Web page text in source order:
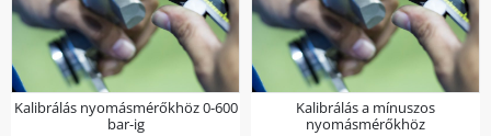
Kalibrálás nyomásmérőkhöz 0-600
bar-ig
Kalibrálás a mínuszos
nyomásmérőkhöz